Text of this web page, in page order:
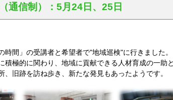
信制）：5月24日、25日
時間」の受講者と希望者で"地域巡検"に行きました
積極的に関わり、地域に貢献できる人材育成の一助
旧跡を訪ね歩き、新たな発見もあったようです。